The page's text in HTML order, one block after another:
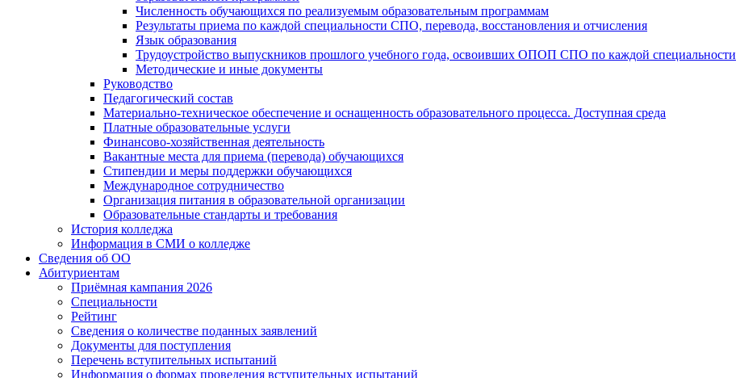
Численность обучающихся по реализуемым образовательным программам
Результаты приема по каждой специальности СПО, перевода, восстановления и отчисления
Язык образования
Трудоустройство выпускников прошлого учебного года, освоивших ОПОП СПО по каждой специальности
Методические и иные документы
Руководство
Педагогический состав
Материально-техническое обеспечение и оснащенность образовательного процесса. Доступная среда
Платные образовательные услуги
Финансово-хозяйственная деятельность
Вакантные места для приема (перевода) обучающихся
Стипендии и меры поддержки обучающихся
Международное сотрудничество
Организация питания в образовательной организации
Образовательные стандарты и требования
История колледжа
Информация в СМИ о колледже
Сведения об ОО
Абитуриентам
Приёмная кампания 2026
Специальности
Рейтинг
Сведения о количестве поданных заявлений
Документы для поступления
Перечень вступительных испытаний
Информация о формах проведения вступительных испытаний